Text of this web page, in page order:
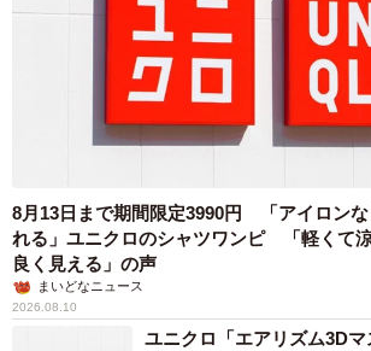
8月13日まで期間限定3990円 「アイロン
れる」ユニクロのシャツワンピ 「軽くて
良く見える」の声
まいどなニュース
2026.08.10
ユニクロ「エアリズム3Dマ